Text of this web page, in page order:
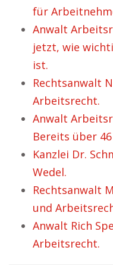
für
Anwalt
jetzt, wie
ist.
Rechtsanwalt
Arbeitsrecht.
Anwalt
Bereits über
Kanzlei Dr.
Wedel.
Rechtsanwalt
und
Anwalt Rich
Arbeitsrecht.